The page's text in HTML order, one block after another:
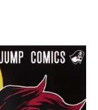
発売されていま
ック】よふかしの
らすじ］本編完
作ストーリ
偵。夜守コウ、
人に舞い込んだ